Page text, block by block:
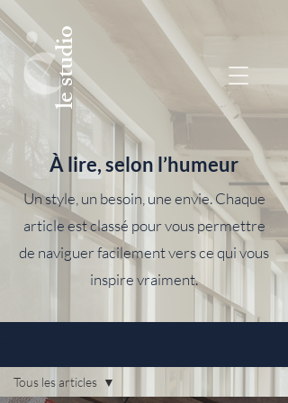
le studio
À lire, selon l’humeur
Un style, un besoin, une envie. Chaque
article est classé pour vous permettre
de naviguer facilement vers ce qui vous
inspire vraiment.
Tous les articles